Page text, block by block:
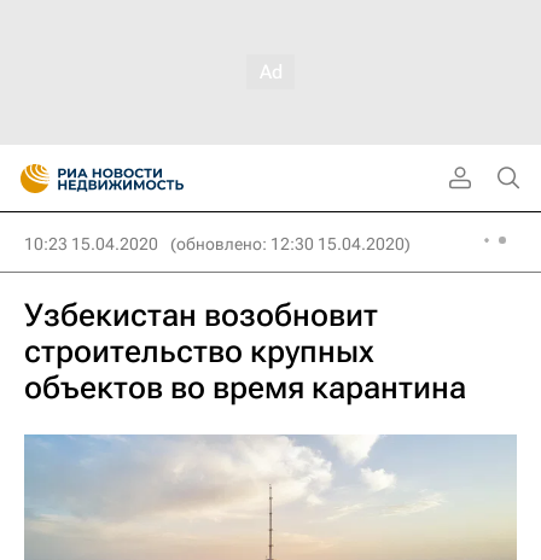
10:23 15.04.2020 (обновлено: 12:30 15.04.2020)
Узбекистан возобновит
строительство крупных
объектов во время карантина